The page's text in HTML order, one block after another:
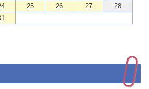
25 26 27
28